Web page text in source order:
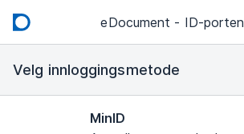
eDocument - ID-porten
Velg innloggingsmetode
MinID